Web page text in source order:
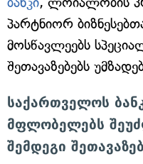
პარტნიორ
მოსწავლეებს
შეთავაზებებს
საქართველოს
მფლობელებს
შემდეგი